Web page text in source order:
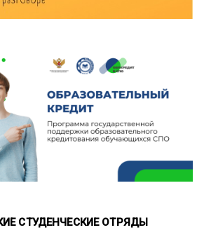
СТУДЕНЧЕСКИЕ ОТРЯДЫ